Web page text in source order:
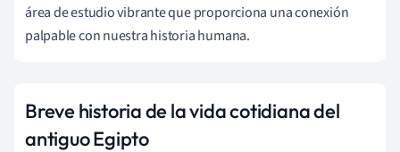
área de estudio vibrante que proporciona una conexión
palpable con nuestra historia humana.
Breve historia de la vida cotidiana del
antiguo Egipto